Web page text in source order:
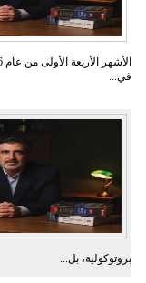
في...
بروتوكولية، بل...